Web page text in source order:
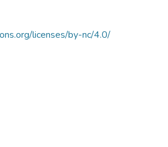
licenses/by-nc/4.0/